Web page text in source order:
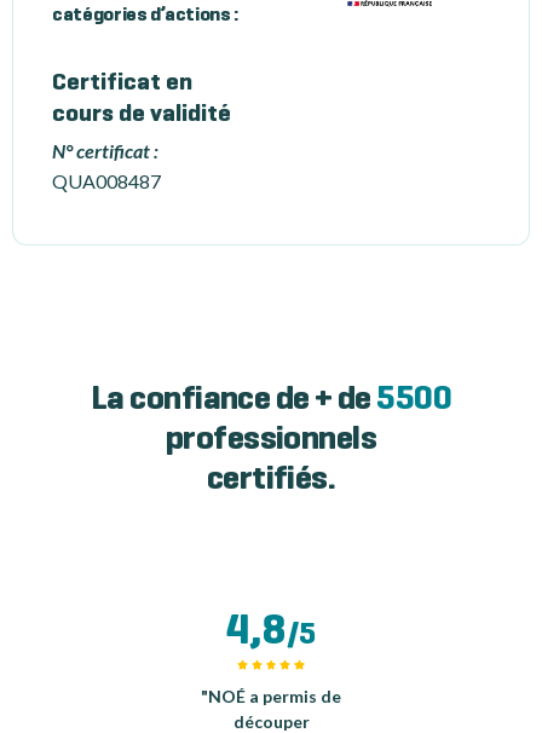
catégories d’actions :
Certificat en
cours de validité
N° certificat :
QUA008487
La confiance de + de 5500
professionnels
certifiés.
4,8/5
"NOÉ a permis de
découper